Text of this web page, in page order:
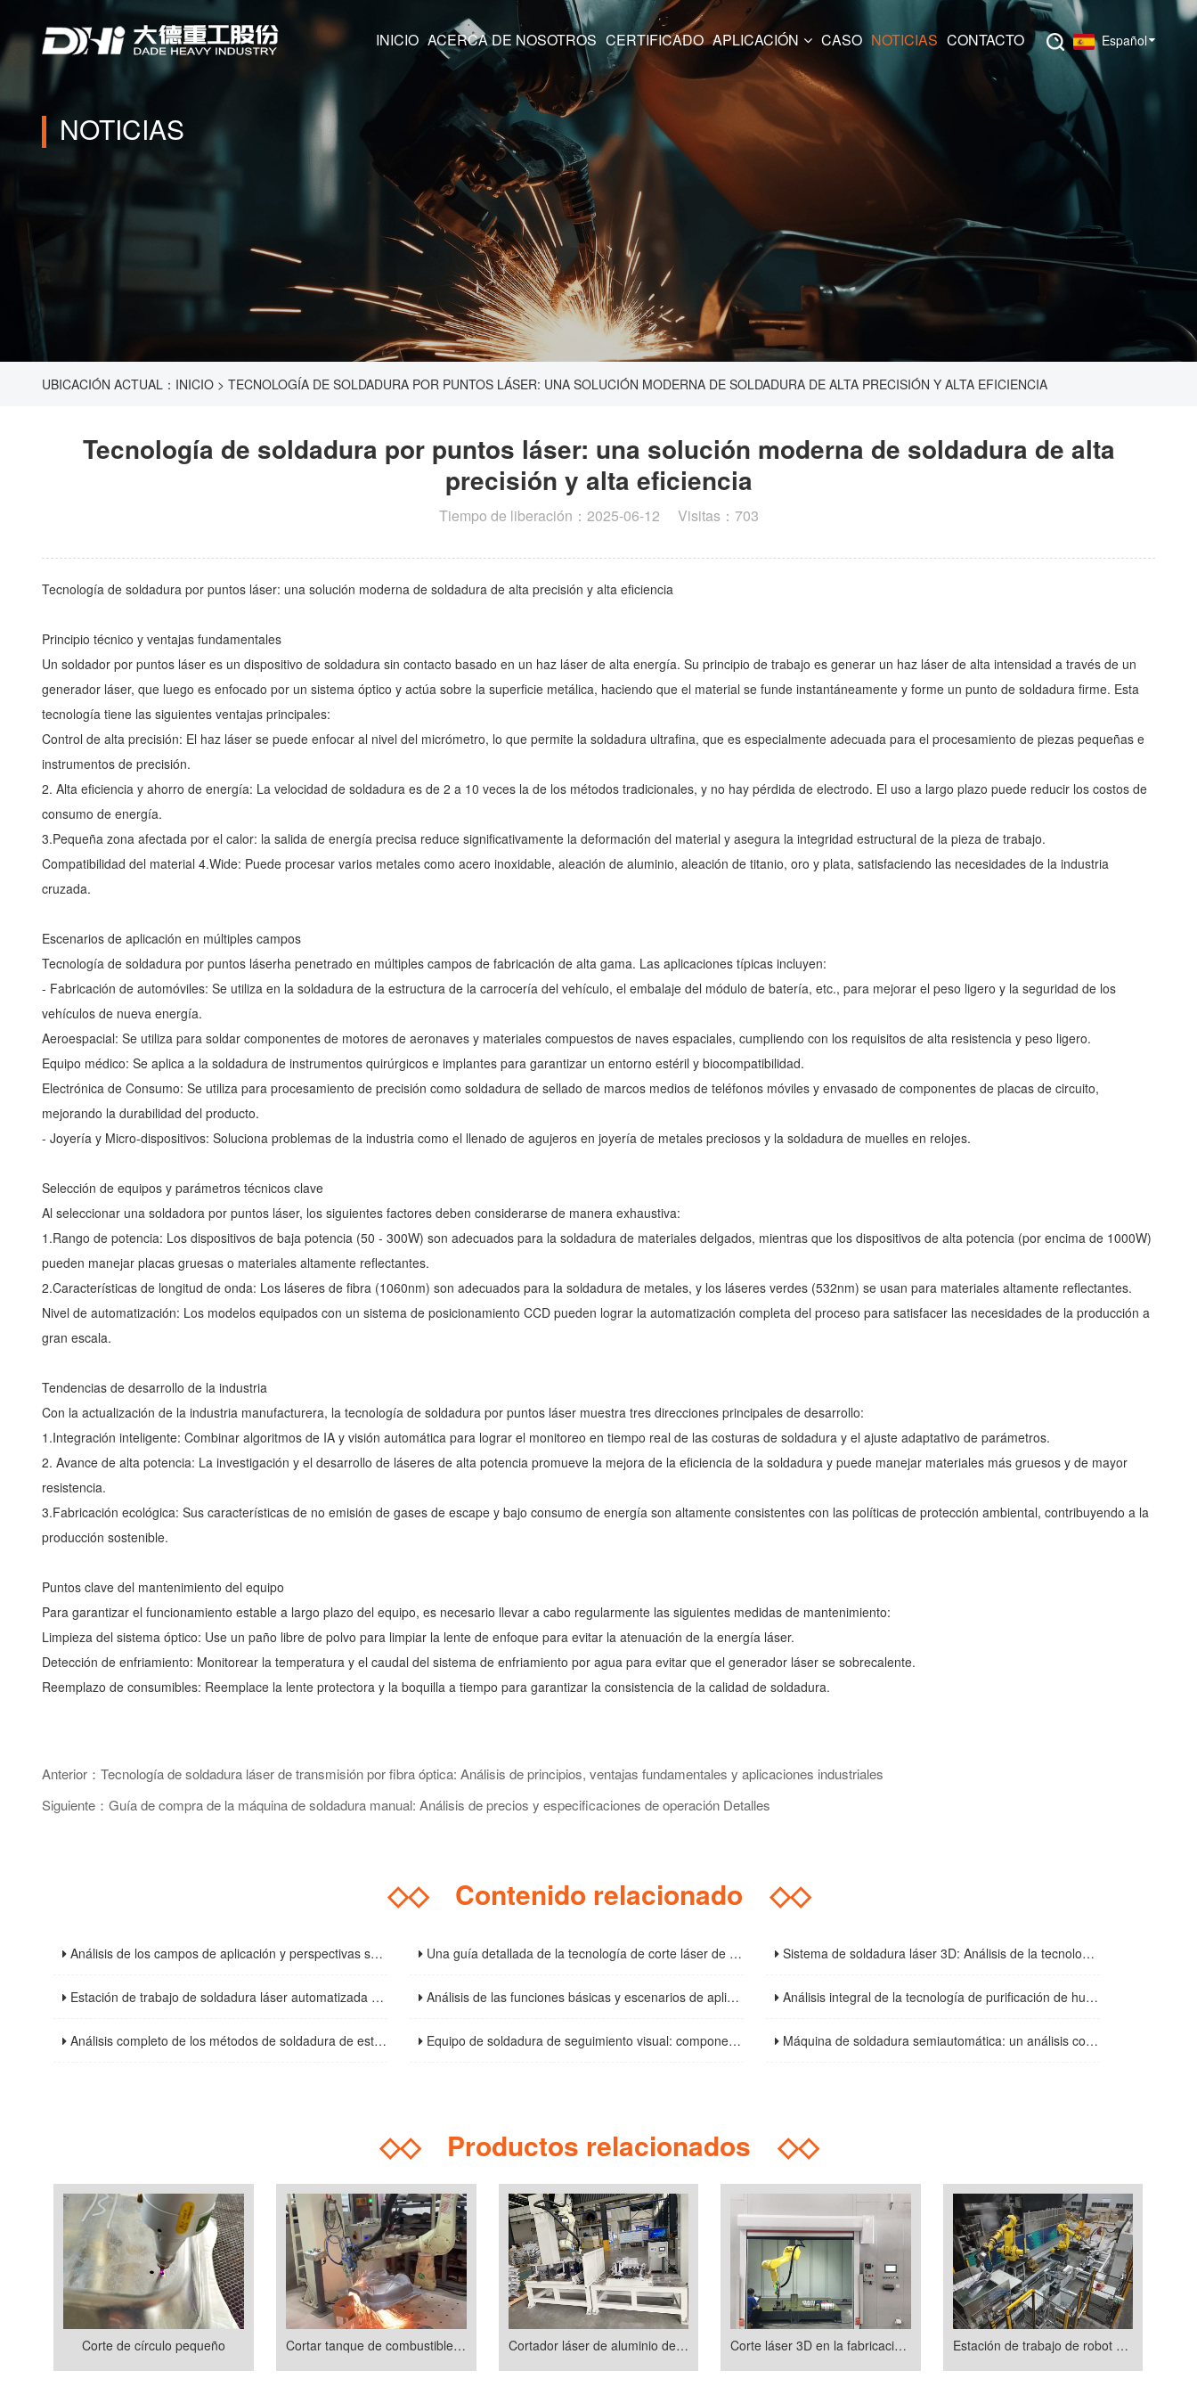
INICIO ACERCA DE NOSOTROS CERTIFICADO APLICACIÓN CASO NOTICIAS CONTACTO Español
NOTICIAS
UBICACIÓN ACTUAL： INICIO > TECNOLOGÍA DE SOLDADURA POR PUNTOS LÁSER: UNA SOLUCIÓN MODERNA DE SOLDADURA DE ALTA PRECISIÓN Y ALTA EFICIENCIA
Tecnología de soldadura por puntos láser: una solución moderna de soldadura de alta
precisión y alta eficiencia
Tiempo de liberación：2025-06-12 Visitas：703
Tecnología de soldadura por puntos láser: una solución moderna de soldadura de alta precisión y alta eficiencia
Principio técnico y ventajas fundamentales
Un soldador por puntos láser es un dispositivo de soldadura sin contacto basado en un haz láser de alta energía. Su principio de trabajo es generar un haz láser de alta intensidad a través de un
generador láser, que luego es enfocado por un sistema óptico y actúa sobre la superficie metálica, haciendo que el material se funde instantáneamente y forme un punto de soldadura firme. Esta
tecnología tiene las siguientes ventajas principales:
Control de alta precisión: El haz láser se puede enfocar al nivel del micrómetro, lo que permite la soldadura ultrafina, que es especialmente adecuada para el procesamiento de piezas pequeñas e
instrumentos de precisión.
2. Alta eficiencia y ahorro de energía: La velocidad de soldadura es de 2 a 10 veces la de los métodos tradicionales, y no hay pérdida de electrodo. El uso a largo plazo puede reducir los costos de
consumo de energía.
3.Pequeña zona afectada por el calor: la salida de energía precisa reduce significativamente la deformación del material y asegura la integridad estructural de la pieza de trabajo.
Compatibilidad del material 4.Wide: Puede procesar varios metales como acero inoxidable, aleación de aluminio, aleación de titanio, oro y plata, satisfaciendo las necesidades de la industria
cruzada.
Escenarios de aplicación en múltiples campos
Tecnología de soldadura por puntos láserha penetrado en múltiples campos de fabricación de alta gama. Las aplicaciones típicas incluyen:
- Fabricación de automóviles: Se utiliza en la soldadura de la estructura de la carrocería del vehículo, el embalaje del módulo de batería, etc., para mejorar el peso ligero y la seguridad de los
vehículos de nueva energía.
Aeroespacial: Se utiliza para soldar componentes de motores de aeronaves y materiales compuestos de naves espaciales, cumpliendo con los requisitos de alta resistencia y peso ligero.
Equipo médico: Se aplica a la soldadura de instrumentos quirúrgicos e implantes para garantizar un entorno estéril y biocompatibilidad.
Electrónica de Consumo: Se utiliza para procesamiento de precisión como soldadura de sellado de marcos medios de teléfonos móviles y envasado de componentes de placas de circuito,
mejorando la durabilidad del producto.
- Joyería y Micro-dispositivos: Soluciona problemas de la industria como el llenado de agujeros en joyería de metales preciosos y la soldadura de muelles en relojes.
Selección de equipos y parámetros técnicos clave
Al seleccionar una soldadora por puntos láser, los siguientes factores deben considerarse de manera exhaustiva:
1.Rango de potencia: Los dispositivos de baja potencia (50 - 300W) son adecuados para la soldadura de materiales delgados, mientras que los dispositivos de alta potencia (por encima de 1000W)
pueden manejar placas gruesas o materiales altamente reflectantes.
2.Características de longitud de onda: Los láseres de fibra (1060nm) son adecuados para la soldadura de metales, y los láseres verdes (532nm) se usan para materiales altamente reflectantes.
Nivel de automatización: Los modelos equipados con un sistema de posicionamiento CCD pueden lograr la automatización completa del proceso para satisfacer las necesidades de la producción a
gran escala.
Tendencias de desarrollo de la industria
Con la actualización de la industria manufacturera, la tecnología de soldadura por puntos láser muestra tres direcciones principales de desarrollo:
1.Integración inteligente: Combinar algoritmos de IA y visión automática para lograr el monitoreo en tiempo real de las costuras de soldadura y el ajuste adaptativo de parámetros.
2. Avance de alta potencia: La investigación y el desarrollo de láseres de alta potencia promueve la mejora de la eficiencia de la soldadura y puede manejar materiales más gruesos y de mayor
resistencia.
3.Fabricación ecológica: Sus características de no emisión de gases de escape y bajo consumo de energía son altamente consistentes con las políticas de protección ambiental, contribuyendo a la
producción sostenible.
Puntos clave del mantenimiento del equipo
Para garantizar el funcionamiento estable a largo plazo del equipo, es necesario llevar a cabo regularmente las siguientes medidas de mantenimiento:
Limpieza del sistema óptico: Use un paño libre de polvo para limpiar la lente de enfoque para evitar la atenuación de la energía láser.
Detección de enfriamiento: Monitorear la temperatura y el caudal del sistema de enfriamiento por agua para evitar que el generador láser se sobrecalente.
Reemplazo de consumibles: Reemplace la lente protectora y la boquilla a tiempo para garantizar la consistencia de la calidad de soldadura.
Anterior：Tecnología de soldadura láser de transmisión por fibra óptica: Análisis de principios, ventajas fundamentales y aplicaciones industriales
Siguiente：Guía de compra de la máquina de soldadura manual: Análisis de precios y especificaciones de operación Detalles
◇◇Contenido relacionado ◇◇
Análisis de los campos de aplicación y perspectivas sobre las tendencias de la industria de las máquinas de corte láser de fibra Una guía detallada de la tecnología de corte láser de acero inoxidable: del principio a la operación práctica Sistema de soldadura láser 3D: Análisis de la tecnología principal que impulsa la actualización de la industria manufacturera
Estación de trabajo de soldadura láser automatizada de alta eficiencia: Análisis de las ventajas principales y las tendencias de desarrollo futuro Análisis de las funciones básicas y escenarios de aplicación de las cabinas de soldadura: instalaciones esenciales para mejorar la seguridad y la eficiencia de la soldadura Análisis integral de la tecnología de purificación de humo de soldadura: soluciones de tratamiento de alta eficiencia y escenarios de aplicación
Análisis completo de los métodos de soldadura de estructuras de acero y las precauciones clave Equipo de soldadura de seguimiento visual: componentes básicos, parámetros técnicos y guía de selección Máquina de soldadura semiautomática: un análisis completo de los principios básicos, escenarios de aplicación y especificaciones de funcionamiento
◇◇Productos relacionados ◇◇
Corte de círculo pequeño Cortar tanque de combustible de motocicleta Cortador láser de aluminio de chasis Corte láser 3D en la fabricación de vehículos de nueva energía Estación de trabajo de robot de corte láser 3D